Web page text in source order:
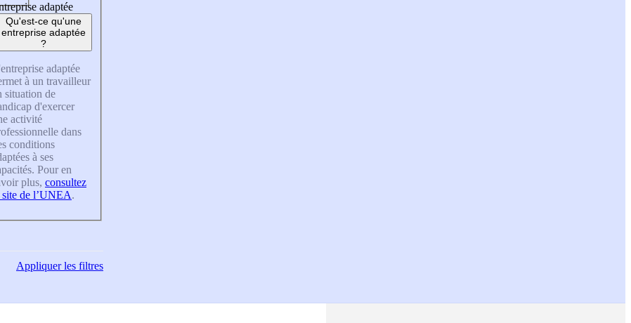
adaptée
Qu'est-ce qu'une
entreprise adaptée
?
adaptée
à un travailleur
situation de
d'exercer
activité
dans
conditions
à ses
Pour en
plus, consultez
site de l’UNEA.
Appliquerles filtres